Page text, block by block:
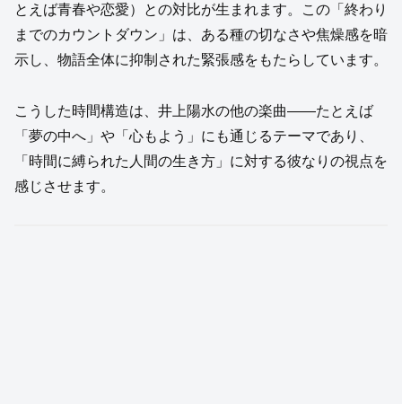
とえば青春や恋愛）との対比が生まれます。この「終わり
までのカウントダウン」は、ある種の切なさや焦燥感を暗
示し、物語全体に抑制された緊張感をもたらしています。
こうした時間構造は、井上陽水の他の楽曲——たとえば
「夢の中へ」や「心もよう」にも通じるテーマであり、
「時間に縛られた人間の生き方」に対する彼なりの視点を
感じさせます。